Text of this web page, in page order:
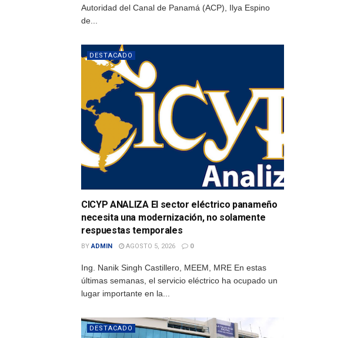
Autoridad del Canal de Panamá (ACP), Ilya Espino
de...
DESTACADO
CICYP ANALIZA El sector eléctrico panameño
necesita una modernización, no solamente
respuestas temporales
BY ADMIN AGOSTO 5, 2026 0
Ing. Nanik Singh Castillero, MEEM, MRE En estas
últimas semanas, el servicio eléctrico ha ocupado un
lugar importante en la...
DESTACADO